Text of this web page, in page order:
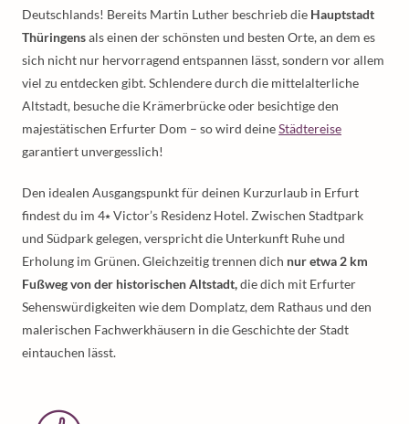
Deutschlands! Bereits Martin Luther beschrieb die Hauptstadt
Thüringensals einen der schönsten und besten Orte, an dem es
sich nicht nur hervorragend entspannen lässt, sondern vor allem
viel zu entdecken gibt. Schlendere durch die mittelalterliche
Altstadt, besuche die Krämerbrücke oder besichtige den
majestätischen Erfurter Dom – so wird deineStädtereise
garantiert unvergesslich!
Den idealen Ausgangspunkt für deinen Kurzurlaub in Erfurt
findest du im 4⭑ Victor’s Residenz Hotel. Zwischen Stadtpark
und Südpark gelegen, verspricht die Unterkunft Ruhe und
Erholung im Grünen. Gleichzeitig trennen dich nur etwa 2 km
Fußweg von der historischen Altstadt,die dich mit Erfurter
Sehenswürdigkeiten wie dem Domplatz, dem Rathaus und den
malerischen Fachwerkhäusern in die Geschichte der Stadt
eintauchen lässt.